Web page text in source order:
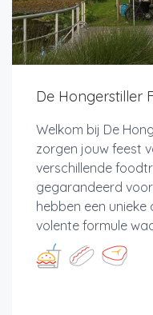
De Hongerstiller
Welkom bij De
zorgen jouw feest
verschillende
gegarandeerd
hebben een unieke
volente formule